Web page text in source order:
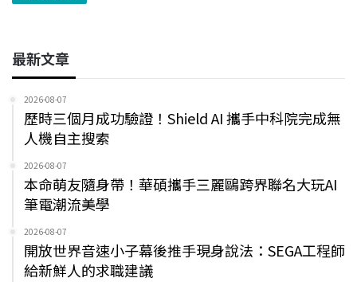
最新文章
2026-08-07
歷時三個月成功驗證！Shield AI 攜手中科院完成無
人機自主搜索
2026-08-07
本命萌友隨身帶！華碩攜手三麗鷗跨界聯名大玩AI
筆電潮流美學
2026-08-07
開放世界音速小子幕後推手現身說法：SEGA工程師
給新鮮人的求職建議